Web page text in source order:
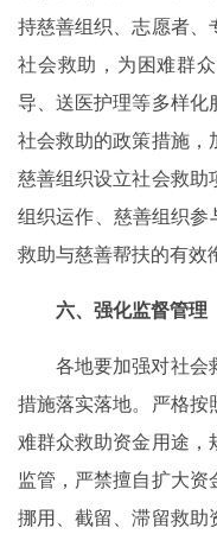
持慈善组织、志愿者、
社会救助，为困难群
导、送医护理等多样化
社会救助的政策措施，
慈善组织设立社会救助
组织运作、慈善组织参
救助与慈善帮扶的有效
六、强化监督管理
各地要加强对社会
措施落实落地。严格按
难群众救助资金用途，
监管，严禁擅自扩大资
挪用、截留、滞留救助